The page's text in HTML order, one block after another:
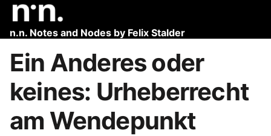
n.n. Notes and Nodes by Felix Stalder
Ein Anderes oder
keines: Urheberrecht
am Wendepunkt